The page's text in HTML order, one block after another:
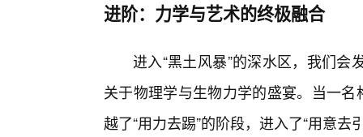
进阶：力学与艺术的终极融合
进入“黑土风暴”的深水区，我们
关于物理学与生物力学的盛宴。当一
越了“用力去踢”的阶段，进入了“用意去